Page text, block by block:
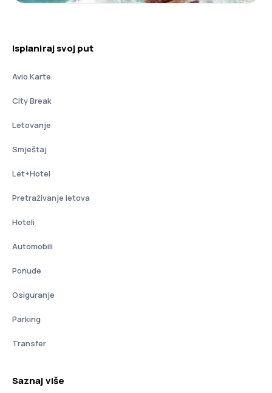
Isplaniraj svoj put
Avio Karte
City Break
Letovanje
Smještaj
Let+Hotel
Pretraživanje letova
Hoteli
Automobili
Ponude
Osiguranje
Parking
Transfer
Saznaj više